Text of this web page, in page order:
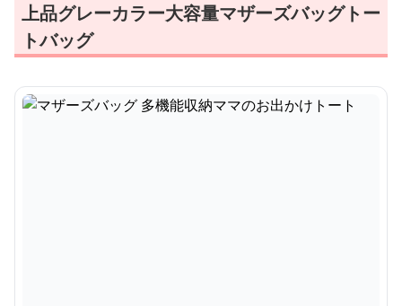
上品グレーカラー大容量マザーズバッグトー
トバッグ